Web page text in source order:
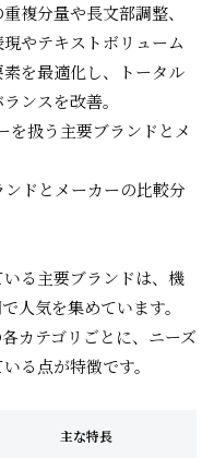
複分量や長文部調整、
やテキストボリューム
を最適化し、トータル
ンスを改善。
扱う主要ブランドとメ
ドとメーカーの比較分
る主要ブランドは、機
人気を集めています。
カテゴリごとに、ニーズ
る点が特徴です。
主な特長